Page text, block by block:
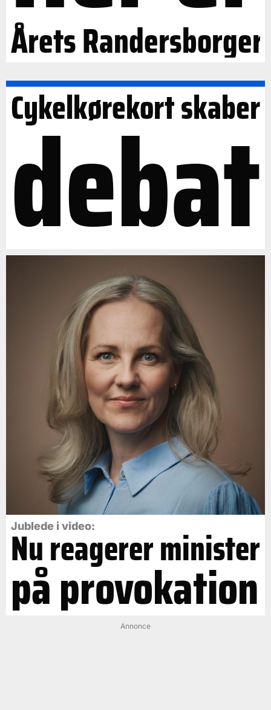
Årets Randersborger
Cykelkørekort skaber
debat
Jublede i video:
Nu reagerer minister
på provokation
Annonce